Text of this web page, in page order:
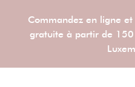
Commandez en ligne
gratuite à partir de